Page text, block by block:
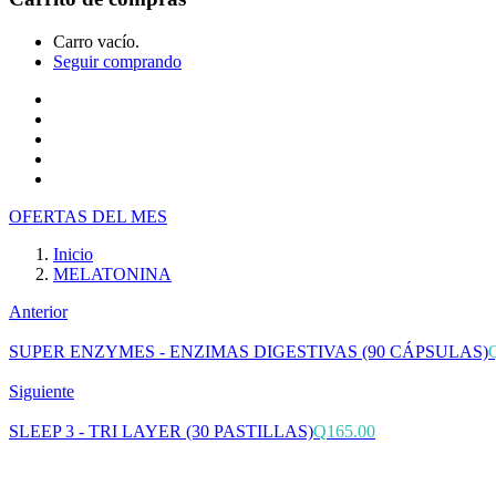
Carro vacío.
Seguir comprando
OFERTAS DEL MES
Inicio
MELATONINA
Anterior
SUPER ENZYMES - ENZIMAS DIGESTIVAS (90 CÁPSULAS)
Siguiente
SLEEP 3 - TRI LAYER (30 PASTILLAS)Q165.00